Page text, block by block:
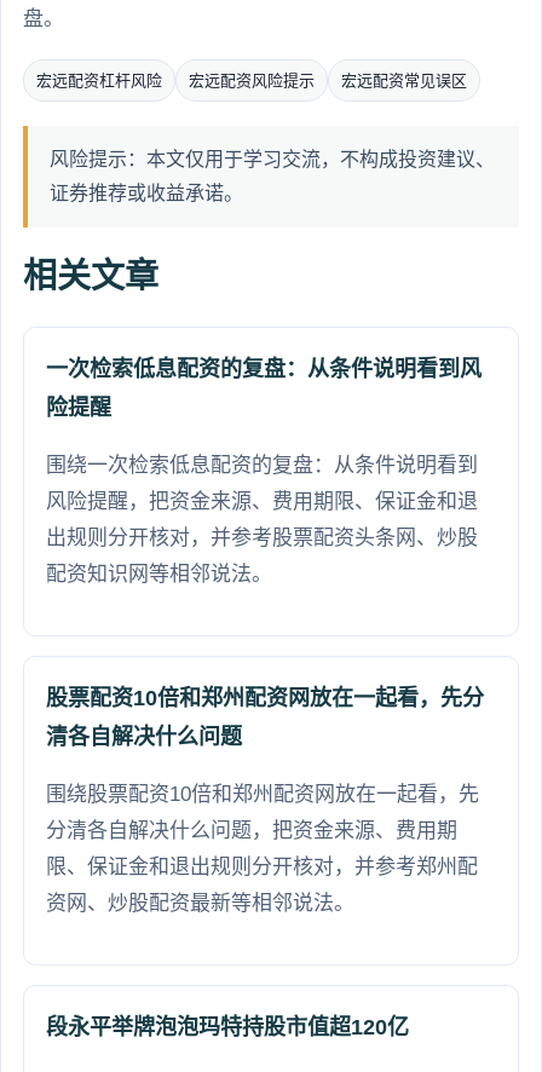
盘。
宏远配资杠杆风险 宏远配资风险提示 宏远配资常见误区
风险提示：本文仅用于学习交流，不构成投资建议、
证券推荐或收益承诺。
相关文章
一次检索低息配资的复盘：从条件说明看到风
险提醒
围绕一次检索低息配资的复盘：从条件说明看到
风险提醒，把资金来源、费用期限、保证金和退
出规则分开核对，并参考股票配资头条网、炒股
配资知识网等相邻说法。
股票配资10倍和郑州配资网放在一起看，先分
清各自解决什么问题
围绕股票配资10倍和郑州配资网放在一起看，先
分清各自解决什么问题，把资金来源、费用期
限、保证金和退出规则分开核对，并参考郑州配
资网、炒股配资最新等相邻说法。
段永平举牌泡泡玛特持股市值超120亿